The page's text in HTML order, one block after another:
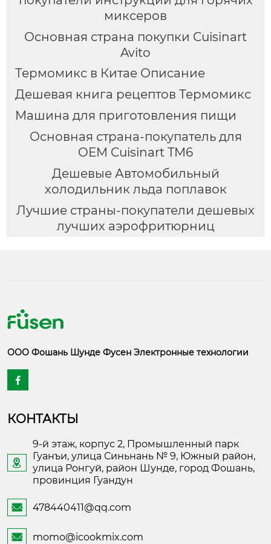
миксеров
Основная страна покупки Cuisinart
Avito
Термомикс в Китае Описание
Дешевая книга рецептов Термомикс
Машина для приготовления пищи
Основная страна-покупатель для
OEM Cuisinart TM6
Дешевые Автомобильный
холодильник льда поплавок
Лучшие страны-покупатели дешевых
лучших аэрофритюрниц
ООО Фошань Шунде Фусен Электронные технологии

КОНТАКТЫ

9-й этаж, корпус 2, Промышленный парк
Гуанъи, улица Синьнань № 9, Южный район,
улица Ронгуй, район Шунде, город Фошань,
провинция Гуандун
 478440411@qq.com
 momo@icookmix.com